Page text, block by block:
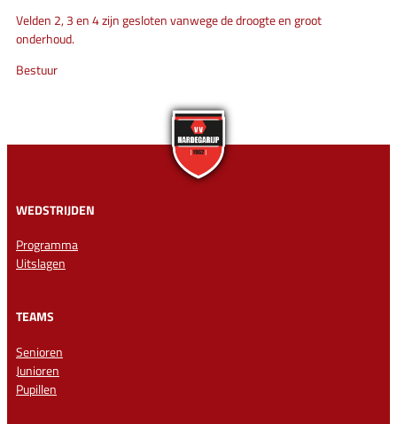
Velden 2, 3 en 4 zijn gesloten vanwege de droogte en groot
onderhoud.
Bestuur
WEDSTRIJDEN
Programma
Uitslagen
TEAMS
Senioren
Junioren
Pupillen